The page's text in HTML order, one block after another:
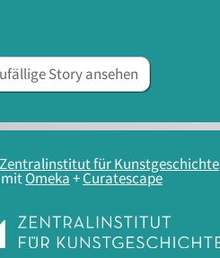
Story ansehen
Zentralinstitut für Kunstgeschichte
Omeka+Curatescape